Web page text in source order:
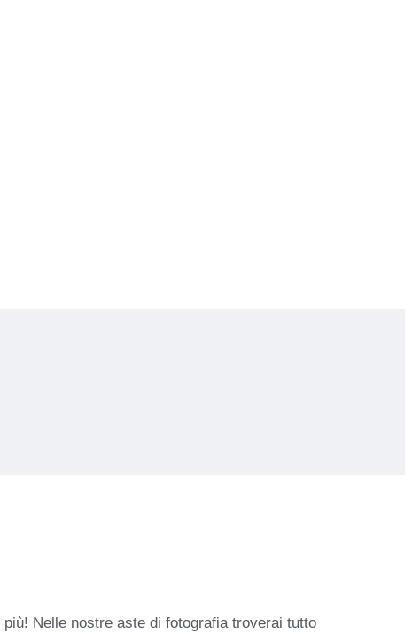
Nelle nostre aste di fotografia troverai tutto